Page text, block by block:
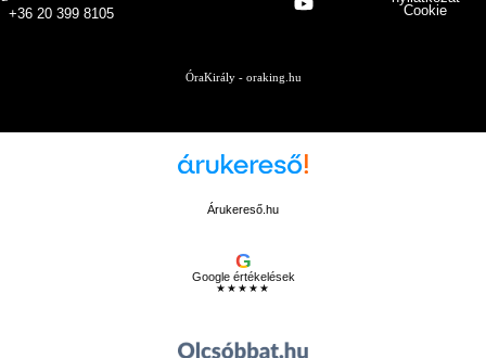
+36 20 399 8105
Cookie
ÓraKirály - oraking.hu
Árukereső.hu
G
Google értékelések
★★★★★